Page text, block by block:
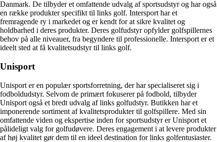
Danmark. De tilbyder et omfattende udvalg af sportsudstyr og har også
en række produkter specifikt til links golf. Intersport har et
fremragende ry i markedet og er kendt for at sikre kvalitet og
holdbarhed i deres produkter. Deres golfudstyr opfylder golfspillernes
behov på alle niveauer, fra begyndere til professionelle. Intersport er et
ideelt sted at få kvalitetsudstyr til links golf.
Unisport
Unisport er en populær sportsforretning, der har specialiseret sig i
fodboldudstyr. Selvom de primært fokuserer på fodbold, tilbyder
Unisport også et bredt udvalg af links golfudstyr. Butikken har et
imponerende sortiment af kvalitetsprodukter til golfspillere. Med sin
omfattende viden og ekspertise inden for sportsudstyr er Unisport et
pålideligt valg for golfudøvere. Deres engagement i at levere produkter
af høj kvalitet gør dem til en ideel destination for links golfentusiaster.